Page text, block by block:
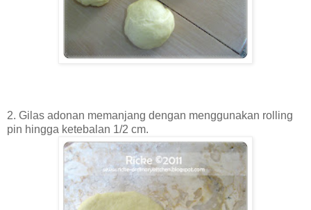
2. Gilas adonan memanjang dengan menggunakan rolling
pin hingga ketebalan 1/2 cm.